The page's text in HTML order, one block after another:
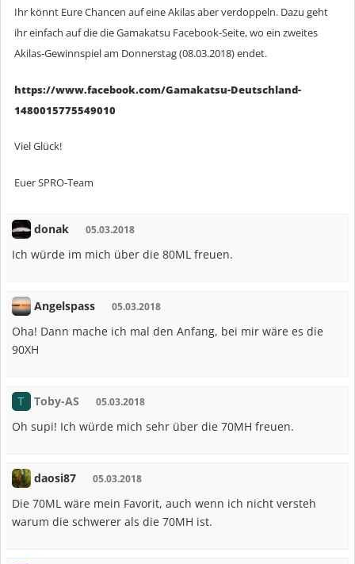
Ihr könnt Eure Chancen auf eine Akilas aber verdoppeln. Dazu geht
ihr einfach auf die die Gamakatsu Facebook-Seite, wo ein zweites
Akilas-Gewinnspiel am Donnerstag (08.03.2018) endet.
https://www.facebook.com/Gamakatsu-Deutschland-
1480015775549010
Viel Glück!
Euer SPRO-Team
donak 05.03.2018
Ich würde im mich über die 80ML freuen.
Angelspass 05.03.2018
Oha! Dann mache ich mal den Anfang, bei mir wäre es die
90XH
T Toby-AS 05.03.2018
Oh supi! Ich würde mich sehr über die 70MH freuen.
daosi87 05.03.2018
Die 70ML wäre mein Favorit, auch wenn ich nicht versteh
warum die schwerer als die 70MH ist.